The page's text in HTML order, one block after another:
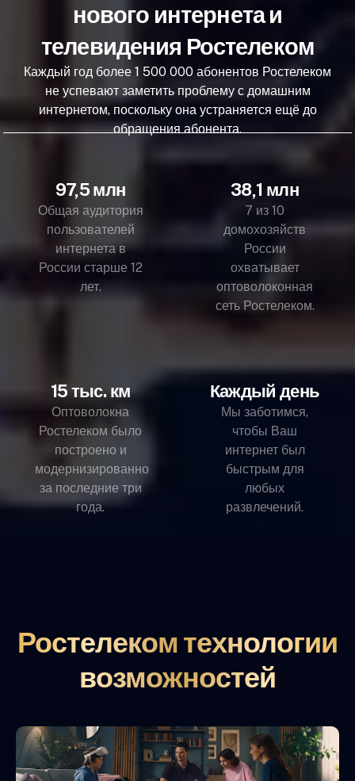
нового интернета и
телевидения Ростелеком
Каждый год более 1 500 000 абонентов Ростелеком
не успевают заметить проблему с домашним
интернетом, поскольку она устраняется ещё до
обращения абонента.
97,5 млн
Общая аудитория
пользователей
интернета в
России старше 12
лет.
38,1 млн
7 из 10
домохозяйств
России
охватывает
оптоволоконная
сеть Ростелеком.
15 тыс. км
Оптоволокна
Ростелеком было
построено и
модернизированно
за последние три
года.
Каждый день
Мы заботимся,
чтобы Ваш
интернет был
быстрым для
любых
развлечений.
Ростелеком технологии
возможностей